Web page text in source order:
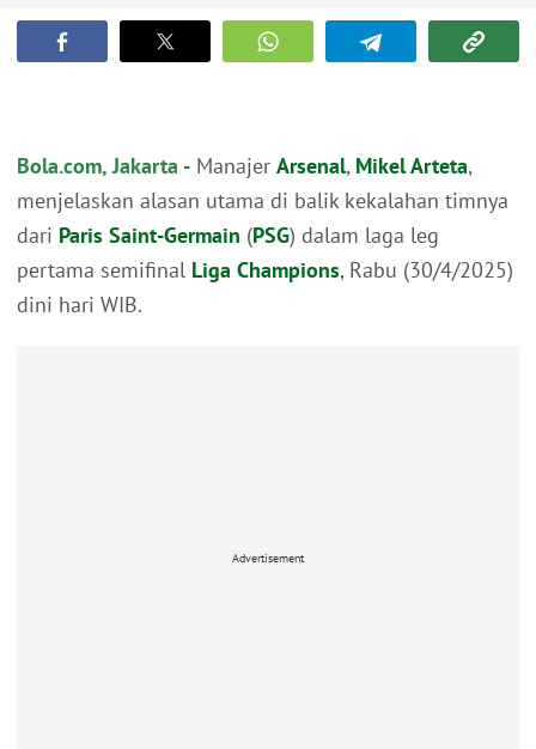
Bola.com, Jakarta - Manajer Arsenal, Mikel Arteta,
menjelaskan alasan utama di balik kekalahan timnya
dari Paris Saint-Germain (PSG) dalam laga leg
pertama semifinal Liga Champions, Rabu (30/4/2025)
dini hari WIB.
Advertisement